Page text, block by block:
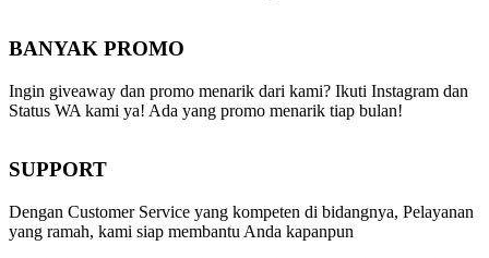
BANYAK PROMO
Ingin giveaway dan promo menarik dari kami? Ikuti Instagram dan
Status WA kami ya! Ada yang promo menarik tiap bulan!
SUPPORT
Dengan Customer Service yang kompeten di bidangnya, Pelayanan
yang ramah, kami siap membantu Anda kapanpun